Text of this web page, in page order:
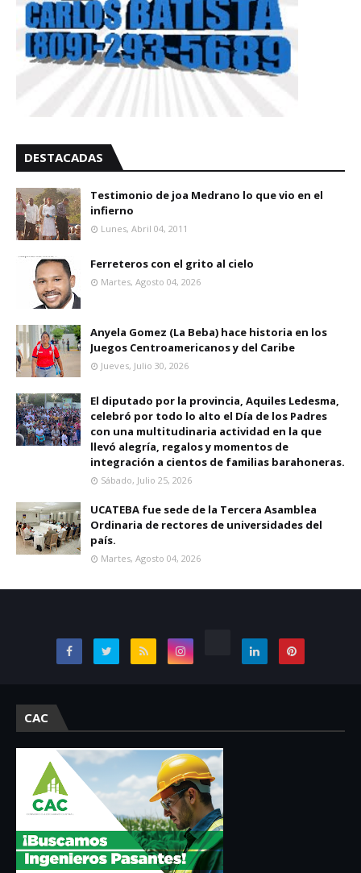
DESTACADAS
Testimonio de joa Medrano lo que vio en el
infierno
Lunes, Abril 04, 2011
Ferreteros con el grito al cielo
Martes, Agosto 04, 2026
Anyela Gomez (La Beba) hace historia en los
Juegos Centroamericanos y del Caribe
Jueves, Julio 30, 2026
El diputado por la provincia, Aquiles Ledesma,
celebró por todo lo alto el Día de los Padres
con una multitudinaria actividad en la que
llevó alegría, regalos y momentos de
integración a cientos de familias barahoneras.
Sábado, Julio 25, 2026
UCATEBA fue sede de la Tercera Asamblea
Ordinaria de rectores de universidades del
país.
Martes, Agosto 04, 2026
CAC